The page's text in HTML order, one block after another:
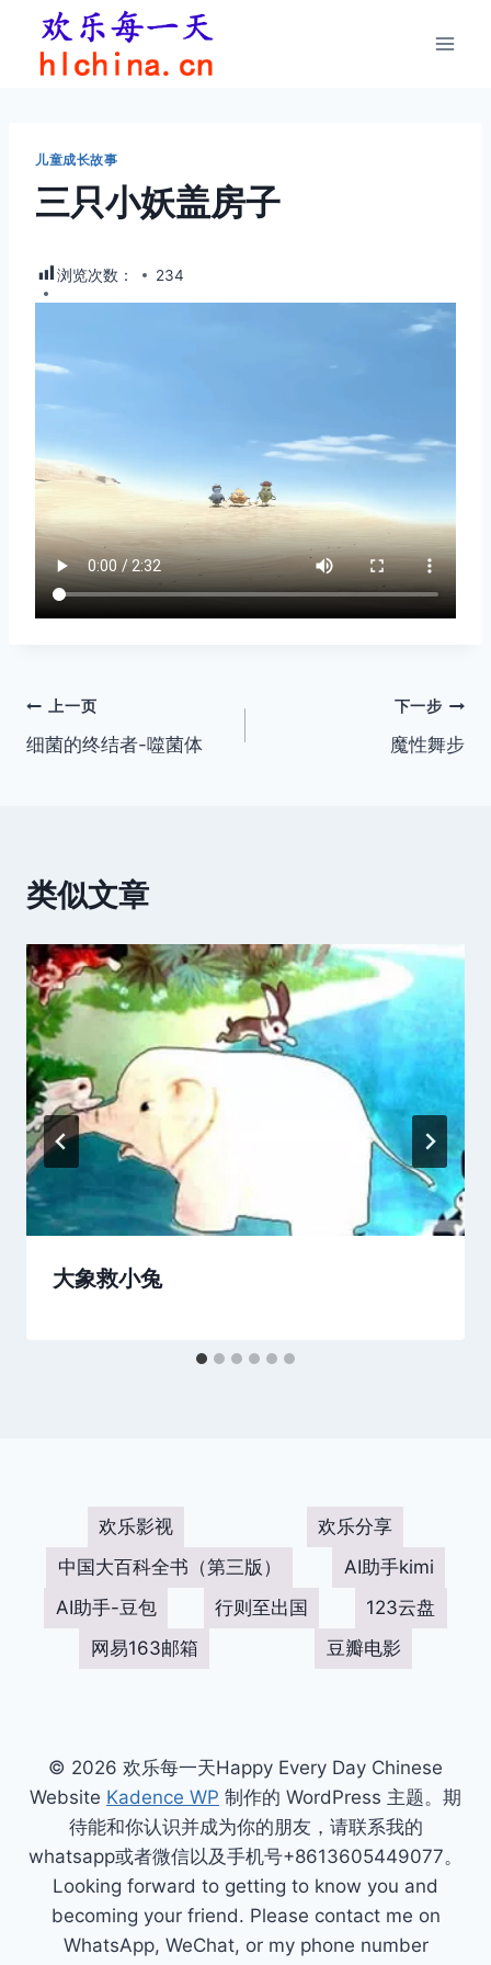
儿童成长故事
三只小妖盖房子
浏览次数： 234
文
章
上一页
细菌的终结者-噬菌体
下一步
魔性舞步
类似文章
大象救小兔
欢乐影视
欢乐分享
中国大百科全书（第三版）
AI助手kimi
AI助手-豆包
行则至出国
123云盘
网易163邮箱
豆瓣电影
© 2026 欢乐每一天Happy Every Day Chinese
Website Kadence WP 制作的 WordPress 主题。期
待能和你认识并成为你的朋友，请联系我的
whatsapp或者微信以及手机号+8613605449077。
Looking forward to getting to know you and
becoming your friend. Please contact me on
WhatsApp, WeChat, or my phone number